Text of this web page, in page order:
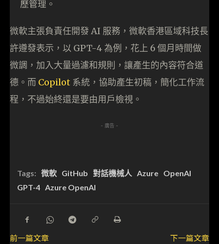
歷管理。
微軟主張負責任開發 AI 服務，微軟香港區域科技長
許遵發表示，以 GPT-4 為例，花上 6 個月時間做
微調，加入大量過濾和規則，讓產生的內容符合道
德。而 Copilot 系統，協助產生初稿，簡化工作流
程，不過始終還是要由用戶檢視。
- 廣告 -
Tags: 微軟 GitHub 對話機械人 Azure OpenAI
GPT-4 Azure OpenAI
前一篇文章
下一篇文章